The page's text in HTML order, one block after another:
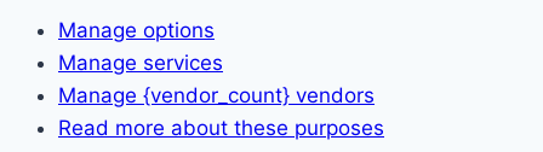
Manage options
Manage services
Manage {vendor_count} vendors
Read more about these purposes